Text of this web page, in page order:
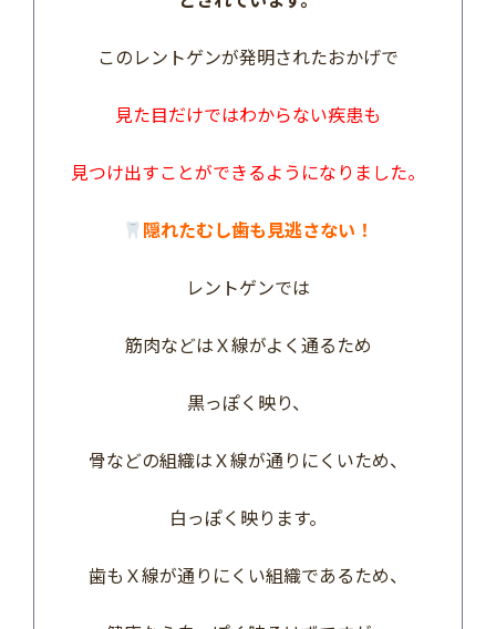
このレントゲンが発明されたおかげで
見た目だけではわからない疾患も
見つけ出すことができるようになりました。
隠れたむし歯も見逃さない！
レントゲンでは
筋肉などはＸ線がよく通るため
黒っぽく映り、
骨などの組織はＸ線が通りにくいため、
白っぽく映ります。
歯もＸ線が通りにくい組織であるため、